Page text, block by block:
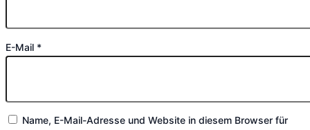
E-Mail *
Name, E-Mail-Adresse und Website in diesem Browser für